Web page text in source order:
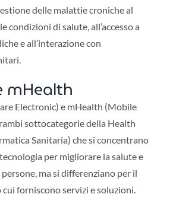
delle malattie croniche al
condizioni di salute, all’accesso a
e all’interazione con
mHealth
Electronic) e mHealth (Mobile
sottocategorie della Health
Sanitaria) che si concentrano
per migliorare la salute e
ma si differenziano per il
forniscono servizi e soluzioni.